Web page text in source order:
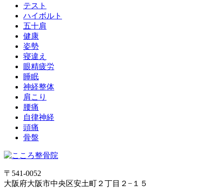
テスト
ハイボルト
五十肩
健康
姿勢
寝違え
眼精疲労
睡眠
神経整体
肩こり
腰痛
自律神経
頭痛
骨盤
〒541-0052
大阪府大阪市中央区安土町２丁目２−１５